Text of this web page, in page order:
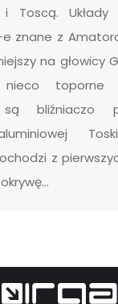
Toscą. Układy
znane z
na głowicy
toporne
są bliźniaczo
z